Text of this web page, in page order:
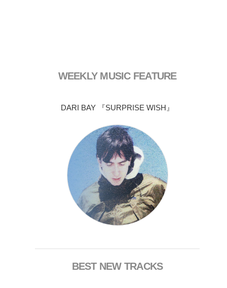
WEEKLY MUSIC FEATURE
DARI BAY 『SURPRISE WISH』
BEST NEW TRACKS